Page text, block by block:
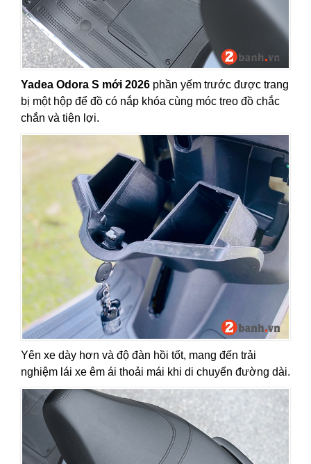
Yadea Odora S mới 2026 phần yếm trước được trang
bị một hộp để đồ có nắp khóa cùng móc treo đồ chắc
chắn và tiện lợi.
Yên xe dày hơn và độ đàn hồi tốt, mang đến trải
nghiệm lái xe êm ái thoải mái khi di chuyển đường dài.